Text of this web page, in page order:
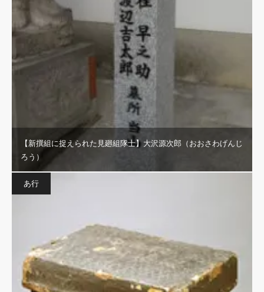
【新撰組に捉えられた見廻組隊士】大沢源次郎（おおさわげんじ
ろう）
あ行